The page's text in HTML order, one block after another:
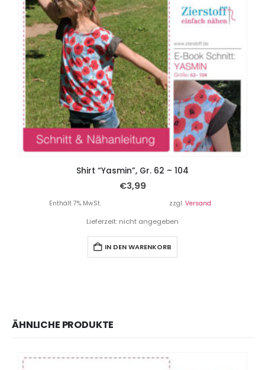
Shirt “Yasmin”, Gr. 62 – 104
€3,99
Enthält 7% MwSt. zzgl. Versand
Lieferzeit: nicht angegeben
IN DEN WARENKORB
ÄHNLICHE PRODUKTE